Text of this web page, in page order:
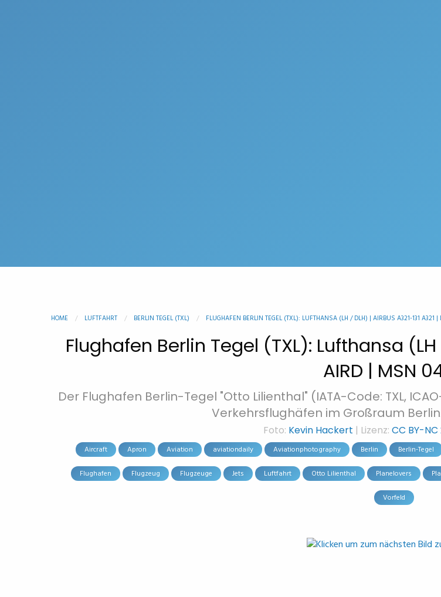
HOME LUFTFAHRT BERLIN TEGEL (TXL) FLUGHAFEN BERLIN TEGEL (TXL): LUFTHANSA (LH / DLH) | AIRBUS A321-131 A321
Flughafen Berlin Tegel (TXL): Lufthansa (LH
AIRD | MSN
Der Flughafen Berlin-Tegel "Otto Lilienthal" (IATA-Code: TXL,
Verkehrsflughäfen im Großraum
Foto: Kevin Hackert | Lizenz: CC BY-NC
Aircraft Apron Aviation aviationdaily Aviationphotography Berlin Berlin-Tegel
Flughafen Flugzeug Flugzeuge Jets Luftfahrt Otto Lilienthal Planelovers
Vorfeld